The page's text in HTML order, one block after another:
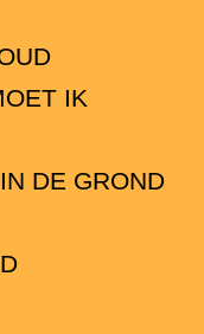
IK
DE GROND